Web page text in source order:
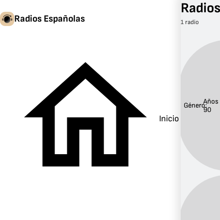
Radios Españolas
Inicio
1 radio
Género:Años
90